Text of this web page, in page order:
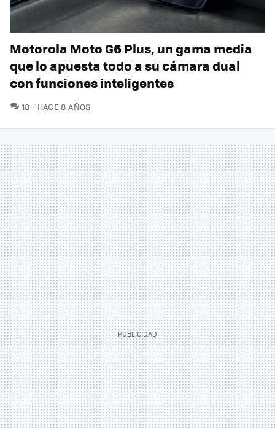
Motorola Moto G6 Plus, un gama media
que lo apuesta todo a su cámara dual
con funciones inteligentes
18 COMENTARIOS
HACE 8 AÑOS